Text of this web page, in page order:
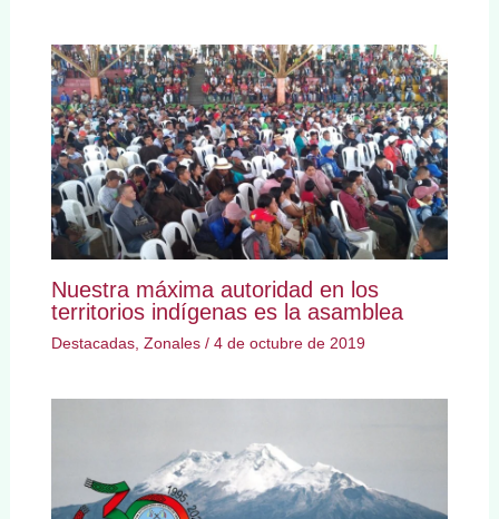
Nuestra máxima autoridad en los
territorios indígenas es la asamblea
Destacadas, Zonales/ 4 de octubre de 2019